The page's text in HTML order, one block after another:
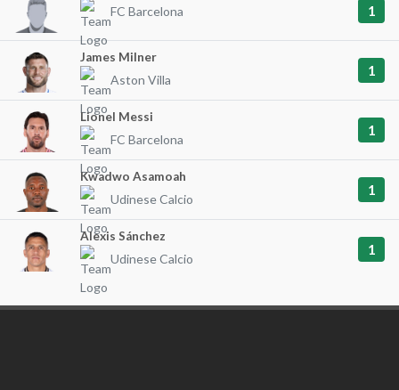
FC Barcelona 1
James Milner
Aston Villa
1
Lionel Messi
FC Barcelona
1
Kwadwo Asamoah
Udinese Calcio
1
Alexis Sánchez
Udinese Calcio
1